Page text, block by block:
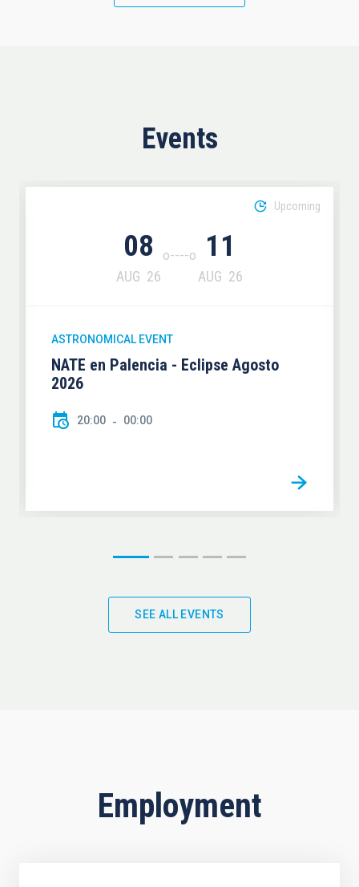
Events
08
AUG 26
11
AUG 26
Upcoming
ASTRONOMICAL EVENT
NATE en Palencia - Eclipse Agosto
2026
20:00 00:00
SEE ALL EVENTS
Employment